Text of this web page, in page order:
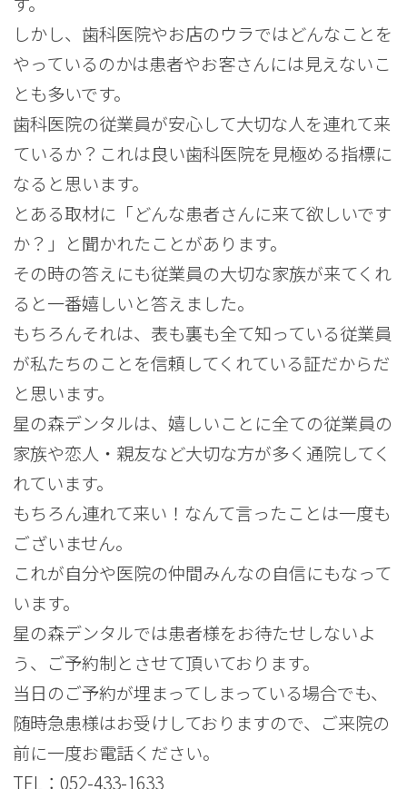
しかし、歯科医院やお店のウラではどんなことを
やっているのかは患者やお客さんには見えないこ
とも多いです。
歯科医院の従業員が安心して大切な人を連れて来
ているか？これは良い歯科医院を見極める指標に
なると思います。
とある取材に「どんな患者さんに来て欲しいです
か？」と聞かれたことがあります。
その時の答えにも従業員の大切な家族が来てくれ
ると一番嬉しいと答えました。
もちろんそれは、表も裏も全て知っている従業員
が私たちのことを信頼してくれている証だからだ
と思います。
星の森デンタルは、嬉しいことに全ての従業員の
家族や恋人・親友など大切な方が多く通院してく
れています。
もちろん連れて来い！なんて言ったことは一度も
ございません。
これが自分や医院の仲間みんなの自信にもなって
います。
星の森デンタルでは患者様をお待たせしないよ
う、ご予約制とさせて頂いております。
当日のご予約が埋まってしまっている場合でも、
随時急患様はお受けしておりますので、ご来院の
前に一度お電話ください。
TEL：052-433-1633